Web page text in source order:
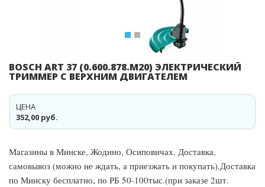
BOSCH ART 37 (0.600.878.M20) ЭЛЕКТРИЧЕСКИЙ
ТРИММЕР С ВЕРХНИМ ДВИГАТЕЛЕМ
352,00 руб.
ЦЕНА
Магазины в Минске, Жодино, Осиповичах. Доставка,
самовывоз (можно не ждать, а приезжать и покупать).Доставка
по Минску бесплатно, по РБ 50-100тыс.(при заказе 2шт.